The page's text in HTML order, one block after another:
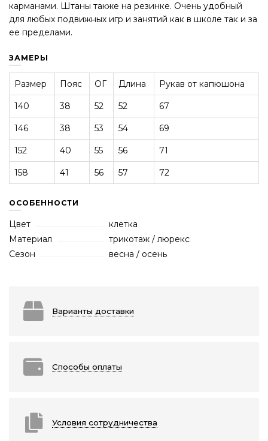
карманами. Штаны также на резинке. Очень удобный
для любых подвижных игр и занятий как в школе так и за
ее пределами.
ЗАМЕРЫ
Размер Пояс ОГ Длина Рукав от капюшона
140 38 52 52 67
146 38 53 54 69
152 40 55 56 71
158 41 56 57 72
ОСОБЕННОСТИ
Цвет
клетка
Материал
трикотаж / люрекс
Сезон
весна / осень
Варианты доставки
Способы оплаты
Условия сотрудничества